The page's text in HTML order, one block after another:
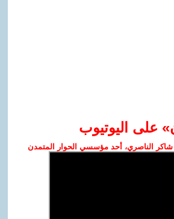
على اليوتيوب
الناصري، أحد مؤسسي الحوار المتمدن